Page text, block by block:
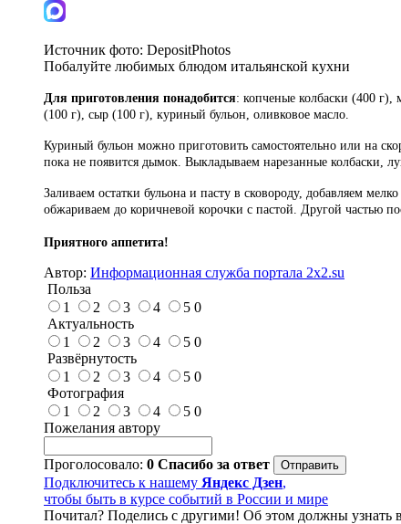
Источник фото: DepositPhotos
Побалуйте любимых блюдом итальянской кухни
Для приготовления понадобится: копченые колбаски (400 г),
(100 г), сыр (100 г), куриный бульон, оливковое масло.
Куриный бульон можно приготовить самостоятельно или на
пока не появится дымок. Выкладываем нарезанные колбаски,
Заливаем остатки бульона и пасту в сковороду, добавляем
обжариваем до коричневой корочки с пастой. Другой частью
Приятного аппетита!
Автор: Информационная служба портала 2x2.su
Польза
1
2 3 4 5 0
Актуальность
1
2 3 4 5 0
Развёрнутость
1
2 3 4 5 0
Фотография
1
2 3 4 5 0
Пожелания автору
Проголосовало: 0 Спасибо за ответ
Подключитесь к нашему Яндекс Дзен,
чтобы быть в курсе событий в России и мире
Почитал? Поделись с другими! Об этом должны узнать